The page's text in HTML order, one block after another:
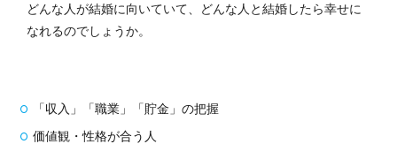
どんな人が結婚に向いていて、どんな人と結婚したら幸せに
なれるのでしょうか。
「収入」「職業」「貯金」の把握
価値観・性格が合う人